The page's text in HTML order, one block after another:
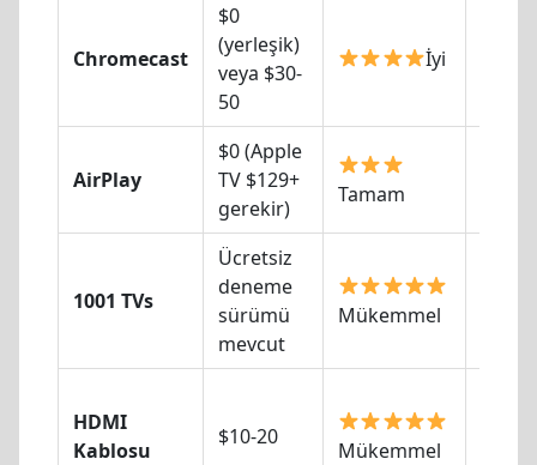
Chromecast
$0
(yerleşik)
veya $30-
50
İyi
AirPlay
$0 (Apple
TV $129+
gerekir)
Tamam
1001 TVs
Ücretsiz
deneme
sürümü
mevcut
Mükemmel
HDMI
Kablosu
$10-20
Mükemmel